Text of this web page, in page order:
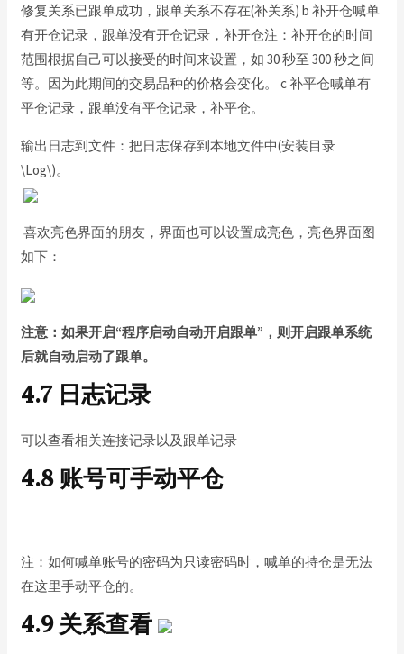
修复关系已跟单成功，跟单关系不存在(补关系) b 补开仓喊单
有开仓记录，跟单没有开仓记录，补开仓注：补开仓的时间
范围根据自己可以接受的时间来设置，如 30 秒至 300 秒之间
等。因为此期间的交易品种的价格会变化。 c 补平仓喊单有
平仓记录，跟单没有平仓记录，补平仓。
输出日志到文件：把日志保存到本地文件中(安装目录
\Log\)。
喜欢亮色界面的朋友，界面也可以设置成亮色，亮色界面图
如下：
注意：如果开启“程序启动自动开启跟单”，则开启跟单系统
后就自动启动了跟单。
4.7 日志记录
可以查看相关连接记录以及跟单记录
4.8 账号可手动平仓
注：如何喊单账号的密码为只读密码时，喊单的持仓是无法
在这里手动平仓的。
4.9 关系查看